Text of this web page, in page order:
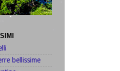
bellissime